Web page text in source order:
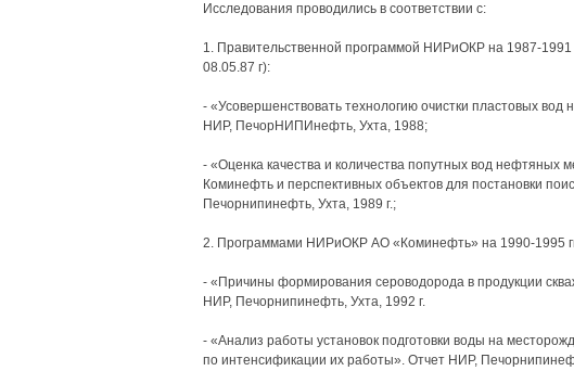
Исследования проводились в соответствии с:
1. Правительственной программой НИРиОКР на 1987-
08.05.87 г):
- «Усовершенствовать технологию очистки пластовых вод
НИР, ПечорНИПИнефть, Ухта, 1988;
- «Оценка качества и количества попутных вод
Коминефть и перспективных объектов для постановки
Печорнипинефть, Ухта, 1989 г.;
2. Программами НИРиОКР АО «Коминефть» на 1990-1995
- «Причины формирования сероводорода в продукции
НИР, Печорнипинефть, Ухта, 1992 г.
- «Анализ работы установок подготовки воды на
по интенсификации их работы». Отчет НИР,